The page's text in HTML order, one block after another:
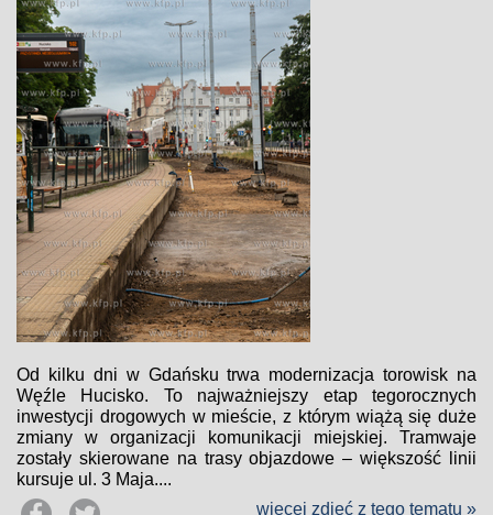
Od kilku dni w Gdańsku trwa modernizacja torowisk na
Węźle Hucisko. To najważniejszy etap tegorocznych
inwestycji drogowych w mieście, z którym wiążą się duże
zmiany w organizacji komunikacji miejskiej. Tramwaje
zostały skierowane na trasy objazdowe – większość linii
kursuje ul. 3 Maja....
więcej zdjęć z tego tematu »